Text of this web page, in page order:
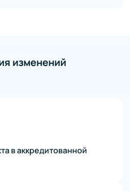
изменений
в аккредитованной